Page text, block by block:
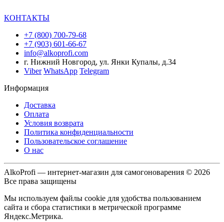
КОНТАКТЫ
+7 (800) 700-79-68
+7 (903) 601-66-67
info@alkoprofi.com
г. Нижний Новгород, ул. Янки Купалы, д.34
Viber WhatsApp Telegram
Информация
Доставка
Оплата
Условия возврата
Политика конфиденциальности
Пользовательское соглашение
О нас
AlkoProfi — интернет-магазин для самогоноварения © 2026
Все права защищены
Мы используем файлы cookie для удобства пользованием
сайта и сбора статистики в метрической программе
Яндекс.Метрика.